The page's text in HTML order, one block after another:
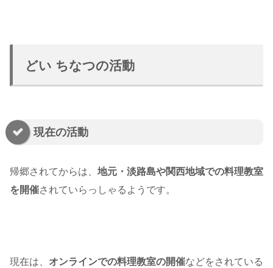
どい ちなつの活動
現在の活動
帰郷されてからは、 地元・淡路島や関西地域での料理教室
を開催されていらっしゃるようです。
現在は、 オンラインでの料理教室の開催などをされている